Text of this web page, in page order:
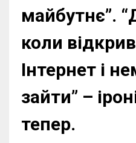
майбутнє”.
коли
Інтернет і
зайти” –
тепер.